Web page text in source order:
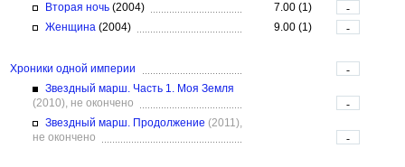
Вторая ночь (2004) 7.00 (1)
-
Женщина (2004) 9.00 (1) -
Хроники одной империи
-
Звездный марш. Часть 1. Моя Земля
(2010), не окончено
-
Звездный марш. Продолжение (2011),
не окончено
-